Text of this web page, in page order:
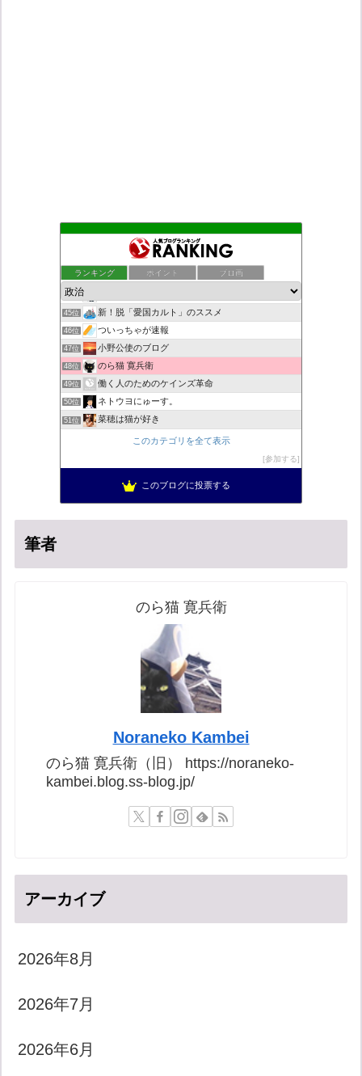
ランキング ポイント ブロ画
こんなニュースにでくわした
老子の道（万物の源）と徳 ＝大本神諭の一輪＋日月神示の神一厘
43位 日本第一！ニュース録
44位
45位 新！脱「愛国カルト」のススメ
46位 ついっちゃが速報
47位 小野公使のブログ
48位 のら猫 寛兵衛
49位 働く人のためのケインズ革命
50位 ネトウヨにゅーす。
51位 菜穂は猫が好き
自民党工作員の異常なネット活動
営業せきやんの憂鬱
このカテゴリを全て表示
参加する
このブログに投票する
筆者
のら猫 寛兵衛
Noraneko Kambei
のら猫 寛兵衛（旧） https://noraneko-
kambei.blog.ss-blog.jp/
アーカイブ
2026年8月
2026年7月
2026年6月